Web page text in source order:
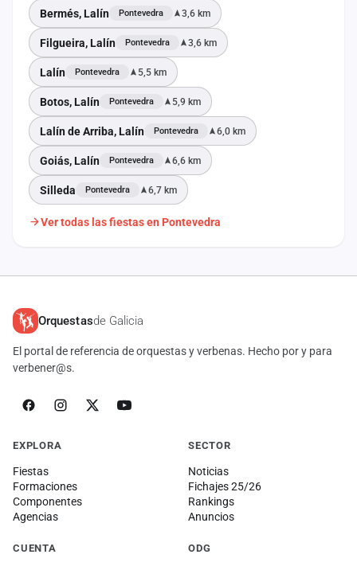
Bermés, Lalín Pontevedra 3,6 km
Filgueira, Lalín Pontevedra 3,6 km
Lalín Pontevedra 5,5 km
Botos, Lalín Pontevedra 5,9 km
Lalín de Arriba, Lalín Pontevedra 6,0 km
Goiás, Lalín Pontevedra 6,6 km
Silleda Pontevedra 6,7 km
Ver todas las fiestas en Pontevedra
Orquestasde Galicia
El portal de referencia de orquestas y verbenas. Hecho por y para
verbener@s.
EXPLORA
Fiestas
Formaciones
Componentes
Agencias
SECTOR
Noticias
Fichajes 25/26
Rankings
Anuncios
CUENTA ODG